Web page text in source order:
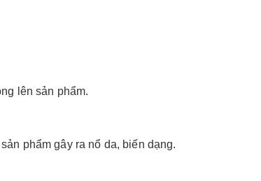
lên sản phẩm.
phẩm gây ra nổ da, biến dạng.